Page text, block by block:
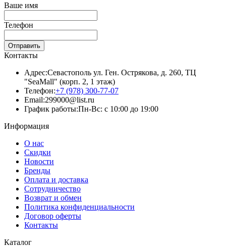
Ваше имя
Телефон
Отправить
Контакты
Адрес:Севастополь ул. Ген. Острякова, д. 260, ТЦ
"SeaMall" (корп. 2, 1 этаж)
Телефон:+7 (978) 300-77-07
Email:299000@list.ru
График работы:Пн-Вс: с 10:00 до 19:00
Информация
О нас
Скидки
Новости
Бренды
Оплата и доставка
Сотрудничество
Возврат и обмен
Политика конфиденциальности
Договор оферты
Контакты
Каталог